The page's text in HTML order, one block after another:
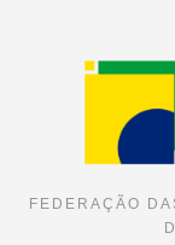
FEDERAÇÃO